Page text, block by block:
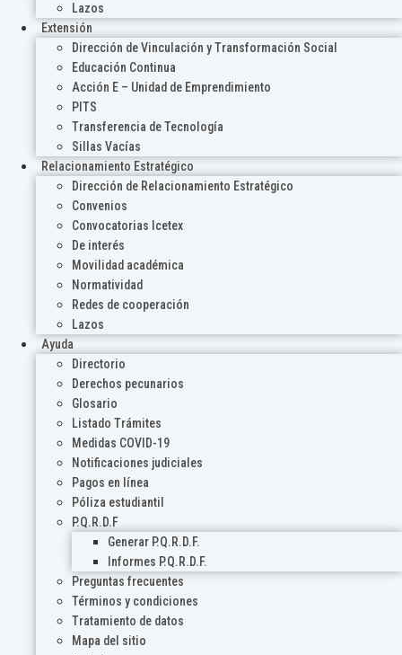
Lazos
Extensión
Dirección de Vinculación y Transformación Social
Educación Continua
Acción E – Unidad de Emprendimiento
PITS
Transferencia de Tecnología
Sillas Vacías
Relacionamiento Estratégico
Dirección de Relacionamiento Estratégico
Convenios
Convocatorias Icetex
De interés
Movilidad académica
Normatividad
Redes de cooperación
Lazos
Ayuda
Directorio
Derechos pecunarios
Glosario
Listado Trámites
Medidas COVID-19
Notificaciones judiciales
Pagos en línea
Póliza estudiantil
P.Q.R.D.F
Generar P.Q.R.D.F.
Informes P.Q.R.D.F.
Preguntas frecuentes
Términos y condiciones
Tratamiento de datos
Mapa del sitio